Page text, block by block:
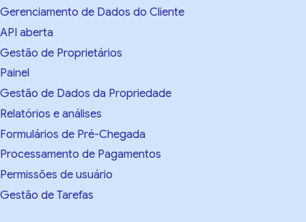
Gerenciamento de Dados do Cliente
API aberta
Gestão de Proprietários
Painel
Gestão de Dados da Propriedade
Relatórios e análises
Formulários de Pré-Chegada
Processamento de Pagamentos
Permissões de usuário
Gestão de Tarefas